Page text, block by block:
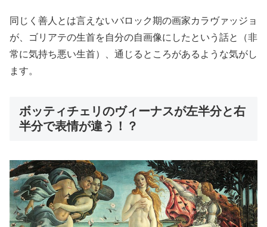
同じく善人とは言えないバロック期の画家カラヴァッジョ
が、ゴリアテの生首を自分の自画像にしたという話と（非
常に気持ち悪い生首）、通じるところがあるような気がし
ます。
ボッティチェリのヴィーナスが左半分と右
半分で表情が違う！？